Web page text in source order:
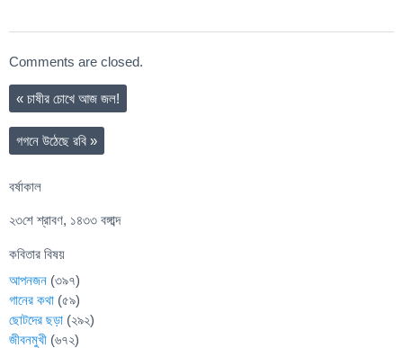
Comments are closed.
« চাষীর চোখে আজ জল!
গগনে উঠেছে রবি »
বর্ষাকাল
২৩শে শ্রাবণ, ১৪৩৩ বঙ্গাব্দ
কবিতার বিষয়
আপনজন (৩৯৭)
গানের কথা (৫৯)
ছোটদের ছড়া (২৯২)
জীবনমুখী (৬৭২)